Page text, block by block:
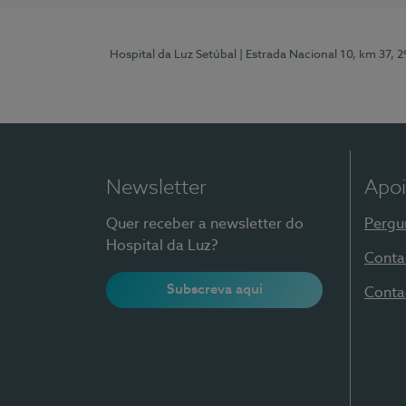
Hospital da Luz Setúbal | Estrada Nacional 10, km 37,
Newsletter
Quer receber a newsletter do
Hospital da Luz?
Subscreva aqui